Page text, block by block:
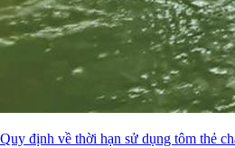
Quy định về thời hạn sử dụng tôm thẻ